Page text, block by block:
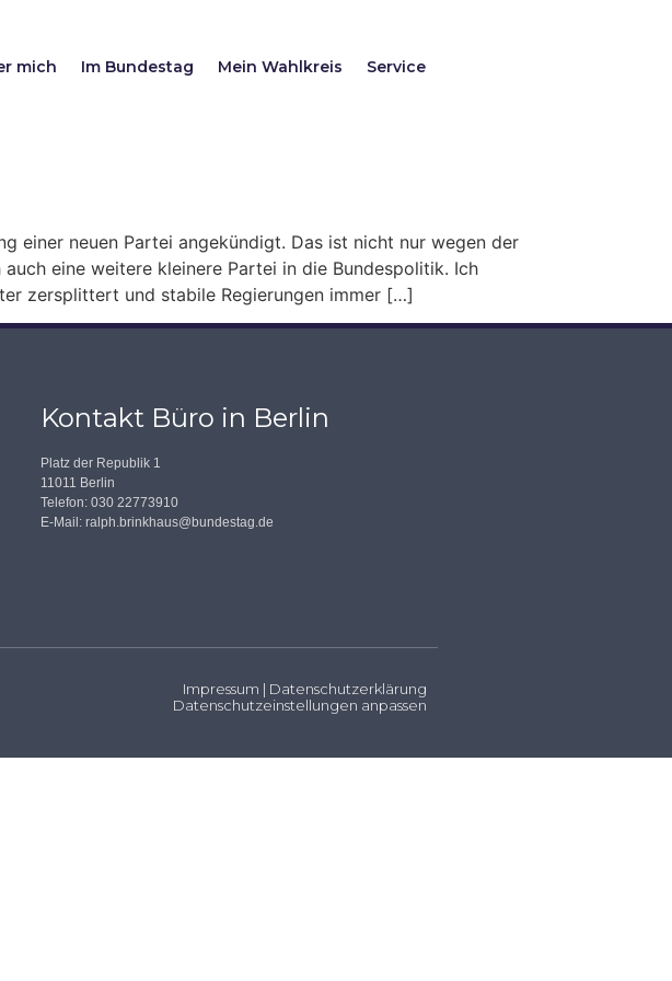
mich Im Bundestag Mein Wahlkreis Service
einer neuen Partei angekündigt. Das ist nicht nur wegen der
eine weitere kleinere Partei in die Bundespolitik. Ich
zersplittert und stabile Regierungen immer […]
Kontakt Büro in Berlin
Platz der Republik 1
11011 Berlin
Telefon: 030 22773910
E-Mail: ralph.brinkhaus@bundestag.de
Impressum | Datenschutzerklärung
Datenschutzeinstellungen anpassen